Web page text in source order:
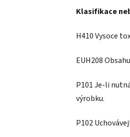
Klasifikace
H410 Vysoce
EUH208
P101 Je-li
výrobku.
P102